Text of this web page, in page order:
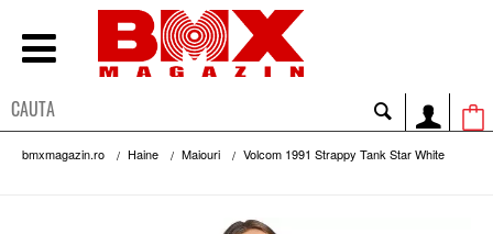
bmxmagazin.ro Haine Maiouri Volcom 1991 Strappy Tank Star White